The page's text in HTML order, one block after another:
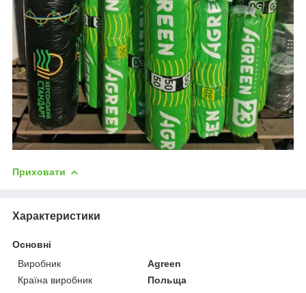
Приховати
Характеристики
Основні
Виробник
Agreen
Країна виробник
Польща